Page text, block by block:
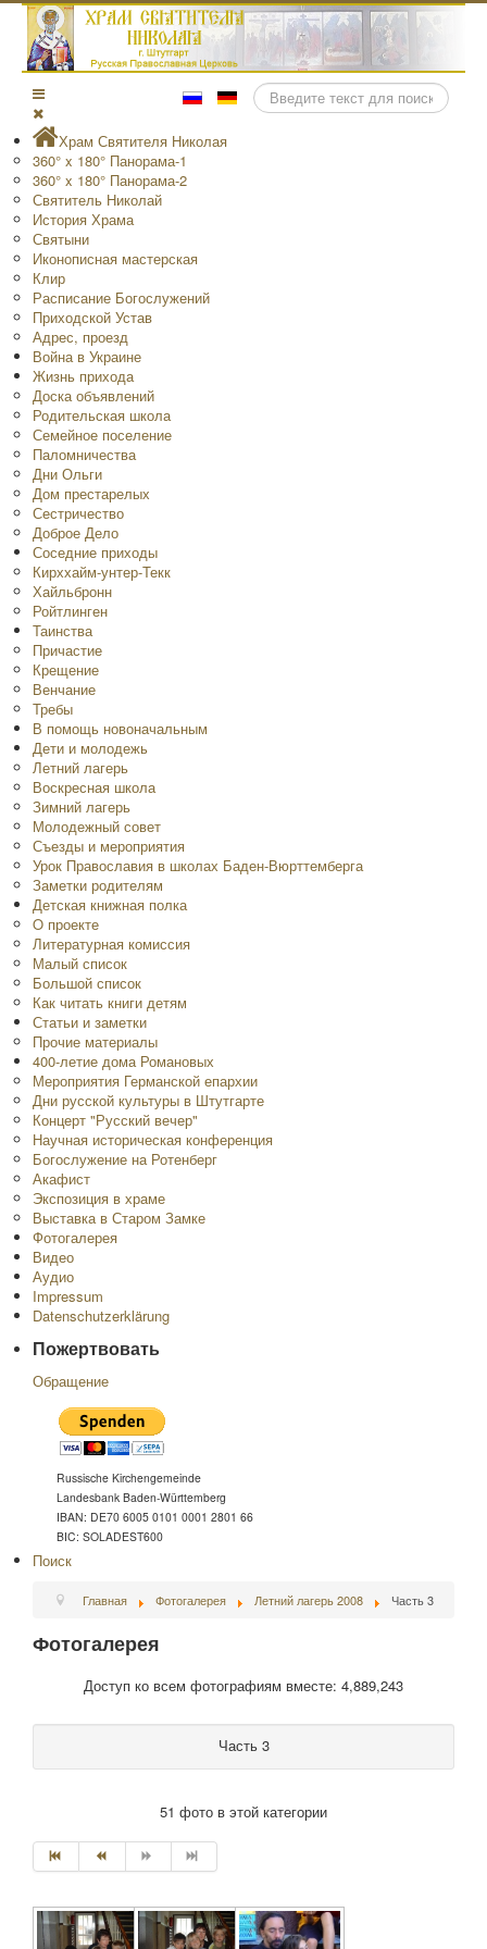
Поиск
Храм Святителя Николая
360° x 180° Панорама-1
360° x 180° Панорама-2
Святитель Николай
История Храма
Святыни
Иконописная мастерская
Клир
Расписание Богослужений
Приходской Устав
Адрес, проезд
Война в Украине
Жизнь прихода
Доска объявлений
Родительская школа
Семейное поселение
Паломничества
Дни Ольги
Дом престарелых
Сестричество
Доброе Дело
Соседние приходы
Кирххайм-унтер-Текк
Хайльбронн
Ройтлинген
Таинства
Причастие
Крещение
Венчание
Требы
В помощь новоначальным
Дети и молодежь
Летний лагерь
Воскресная школа
Зимний лагерь
Молодежный совет
Съезды и мероприятия
Урок Православия в школах Баден-Вюрттемберга
Заметки родителям
Детская книжная полка
O проекте
Литературная комиссия
Малый список
Большой список
Как читать книги детям
Статьи и заметки
Прочие материалы
400-летие дома Романовых
Мероприятия Германской епархии
Дни русской культуры в Штутгарте
Концерт "Русский вечер"
Научная историческая конференция
Богослужение на Ротенберг
Акафист
Экспозиция в храме
Выставка в Старом Замке
Фотогалерея
Видео
Аудио
Impressum
Datenschutzerklärung
Пожертвовать
Обращение
Russische Kirchengemeinde
Landesbank Baden-Württemberg
IBAN: DE70 6005 0101 0001 2801 66
BIC: SOLADEST600
Поиск
Главная Фотогалерея Летний лагерь 2008 Часть 3
Фотогалерея
Доступ ко всем фотографиям вместе: 4,889,243
Часть 3
51 фото в этой категории